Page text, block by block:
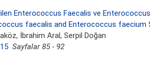
Enterococcus Faecalis ve
faecalis and Enterococcus faecium
İbrahim Aral, Serpil Doğan
Sayfalar 85 - 92